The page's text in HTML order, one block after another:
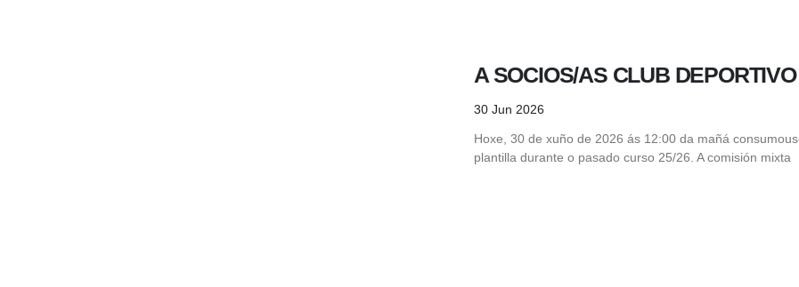
A SOCIOS/AS CLUB
30 Jun 2026
Hoxe, 30 de xuño de 2026 ás 12:00 da mañá
plantilla durante o pasado curso 25/26. A comisión mixta